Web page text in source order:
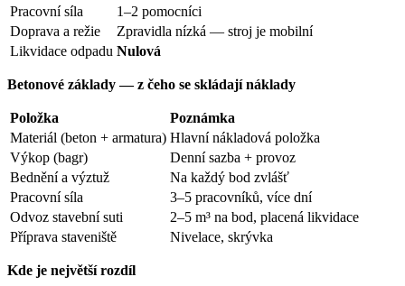
Pracovní síla
1–2 pomocníci
Doprava a režie
Zpravidla nízká — stroj je mobilní
Likvidace odpadu Nulová
Betonové základy — z čeho se skládají náklady
Položka
Poznámka
Materiál (beton + armatura) Hlavní nákladová položka
Výkop (bagr)
Denní sazba + provoz
Bednění a výztuž
Na každý bod zvlášť
Pracovní síla
3–5 pracovníků, více dní
Odvoz stavební suti
2–5 m³ na bod, placená likvidace
Příprava staveniště
Nivelace, skrývka
Kde je největší rozdíl